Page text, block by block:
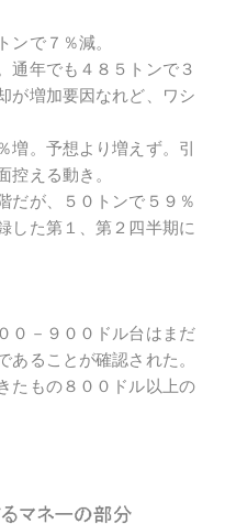
で７％減。
通年でも４８５トンで３
が増加要因なれど、ワシ
増。予想より増えず。引
控える動き。
だが、５０トンで５９％
した第１、第２四半期に
０－９００ドル台はまだ
ることが確認された。
たもの８００ドル以上の